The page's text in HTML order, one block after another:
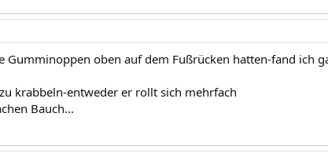
Gumminoppen oben auf dem Fußrücken hatten-fand ich
krabbeln-entweder er rollt sich mehrfach
Bauch...